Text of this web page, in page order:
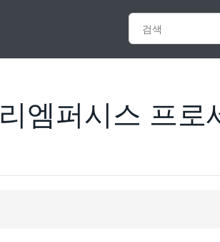
엠퍼시스 프로